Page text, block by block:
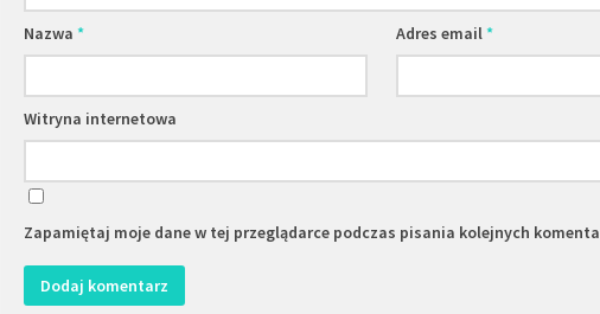
Nazwa * Adres email*
Witryna internetowa
Zapamiętaj moje dane w tej przeglądarce podczas pisania kolejnych